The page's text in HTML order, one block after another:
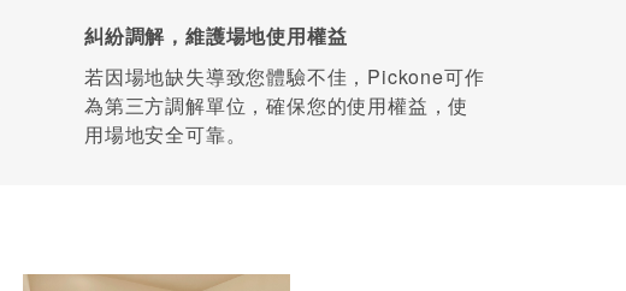
糾紛調解，維護場地使用權益
若因場地缺失導致您體驗不佳，Pickone可作
為第三方調解單位，確保您的使用權益，使
用場地安全可靠。